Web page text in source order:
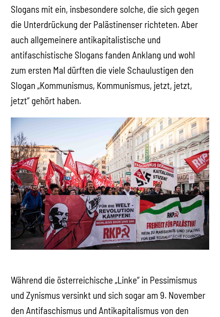
Slogans mit ein, insbesondere solche, die sich gegen
die Unterdrückung der Palästinenser richteten. Aber
auch allgemeinere antikapitalistische und
antifaschistische Slogans fanden Anklang und wohl
zum ersten Mal dürften die viele Schaulustigen den
Slogan „Kommunismus, Kommunismus, jetzt, jetzt,
jetzt“ gehört haben.
Während die österreichische „Linke“ in Pessimismus
und Zynismus versinkt und sich sogar am 9. November
den Antifaschismus und Antikapitalismus von den